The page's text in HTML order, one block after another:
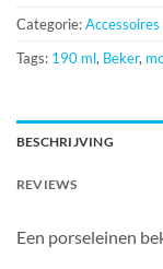
Categorie:Accessoires
Tags: 190 ml, Beker,
BESCHRIJVING
REVIEWS
Een porseleinen